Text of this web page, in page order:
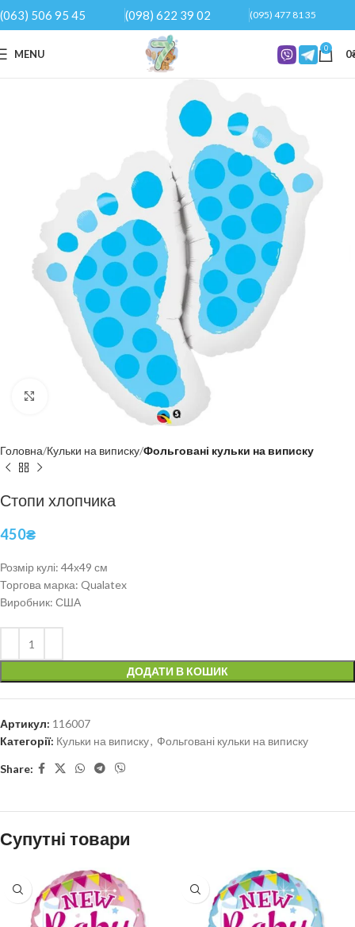
(063) 506 95 45 (098) 622 39 02 (095) 477 81 35
MENU 0 0
Click to enlarge
Головна Кульки на виписку Фольговані кульки на виписку
Стопи хлопчика
450₴
Розмір кулі: 44х49 см
Торгова марка: Qualatex
Виробник: США
ДОДАТИ В КОШИК
Артикул: 116007
Категорії: Кульки на виписку, Фольговані кульки на виписку
Share:
Супутні товари